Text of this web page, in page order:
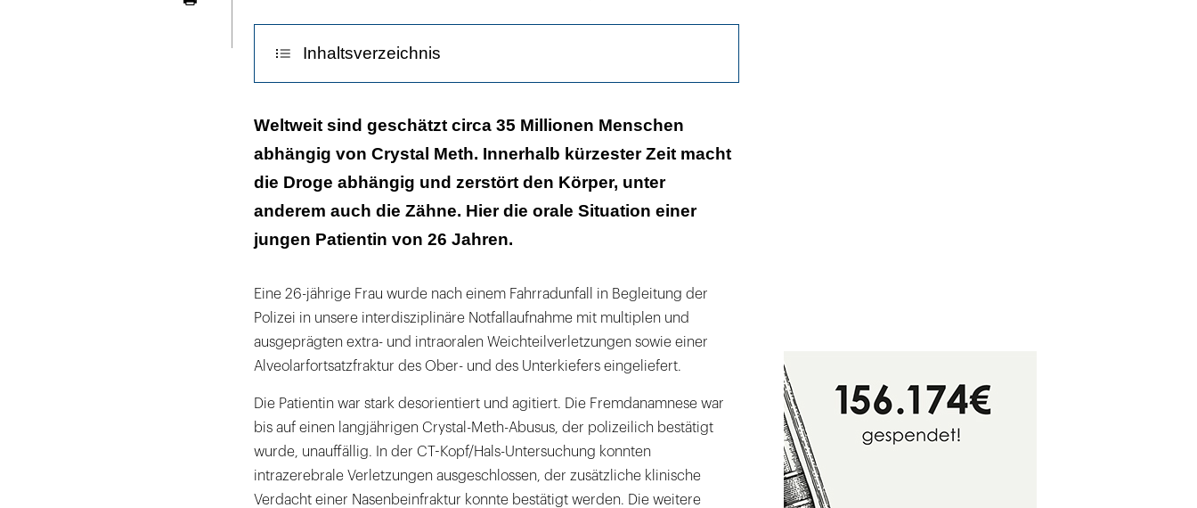
Inhaltsverzeichnis
Diskussion
Zusammenfassung
Fazit für die Praxis
Literaturliste
Weltweit sind geschätzt circa 35 Millionen Menschen
abhängig von Crystal Meth. Innerhalb kürzester Zeit macht
die Droge abhängig und zerstört den Körper, unter
anderem auch die Zähne. Hier die orale Situation einer
jungen Patientin von 26 Jahren.
Eine 26-jährige Frau wurde nach einem Fahrradunfall in Begleitung der
Polizei in unsere interdisziplinäre Notfallaufnahme mit multiplen und
ausgeprägten extra- und intraoralen Weichteilverletzungen sowie einer
Alveolarfortsatzfraktur des Ober- und des Unterkiefers eingeliefert.
Die Patientin war stark desorientiert und agitiert. Die Fremdanamnese war
bis auf einen langjährigen Crystal-Meth-Abusus, der polizeilich bestätigt
wurde, unauffällig. In der CT-Kopf/Hals-Untersuchung konnten
intrazerebrale Verletzungen ausgeschlossen, der zusätzliche klinische
Verdacht einer Nasenbeinfraktur konnte bestätigt werden. Die weitere